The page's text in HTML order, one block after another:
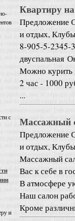
с
и
Квартиру
Предложение
и отдых,
8-905-5-2345-
двуспальная
Можно курить
2 час - 1000
...
Массажный
Предложение
и отдых,
Массажный
Вас к себе в
В атмосфере
Наш салон
Кроме